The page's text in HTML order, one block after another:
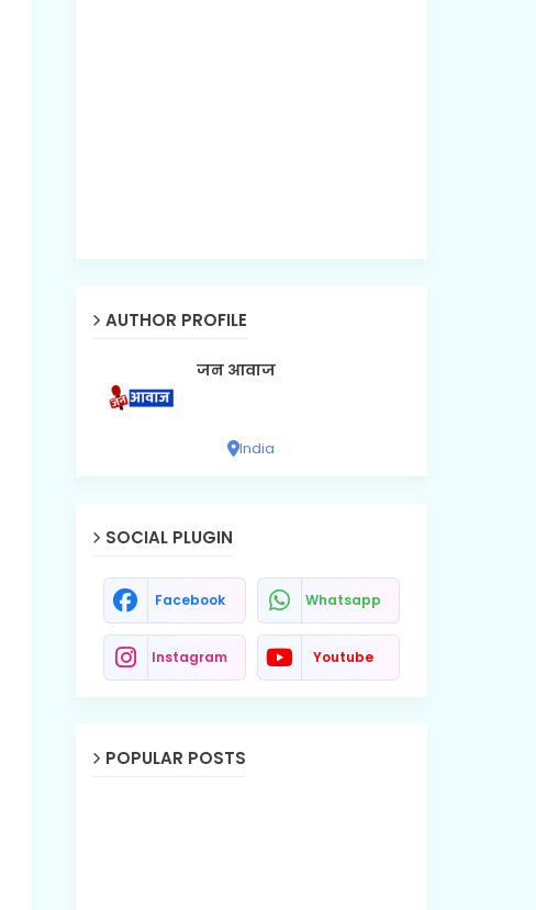
AUTHOR PROFILE
जन आवाज
India
SOCIAL PLUGIN
Facebook Whatsapp
Instagram Youtube
POPULAR POSTS